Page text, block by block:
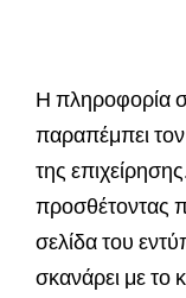
Η πληροφορία
παραπέμπει
της
προσθέτοντας
σελίδα του
σκανάρει με το